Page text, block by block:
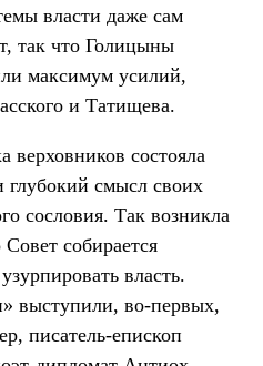
власти даже сам
так что Голицыны
максимум усилий,
и Татищева.
верховников состояла
глубокий смысл своих
сословия. Так возникла
собирается
власть.
выступили, во-первых,
писатель-епископ